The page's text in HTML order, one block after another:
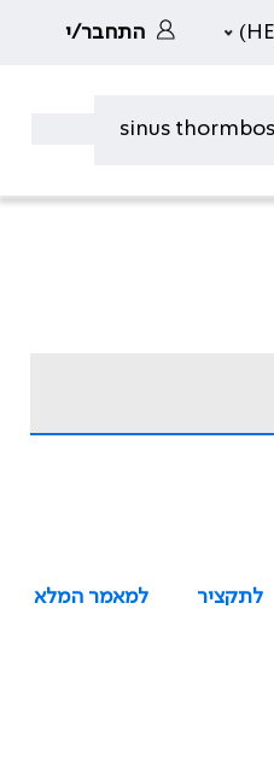
התחבר/י
לתקציר
למאמר המלא